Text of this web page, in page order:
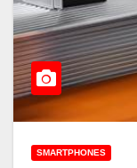
SMARTPHONES